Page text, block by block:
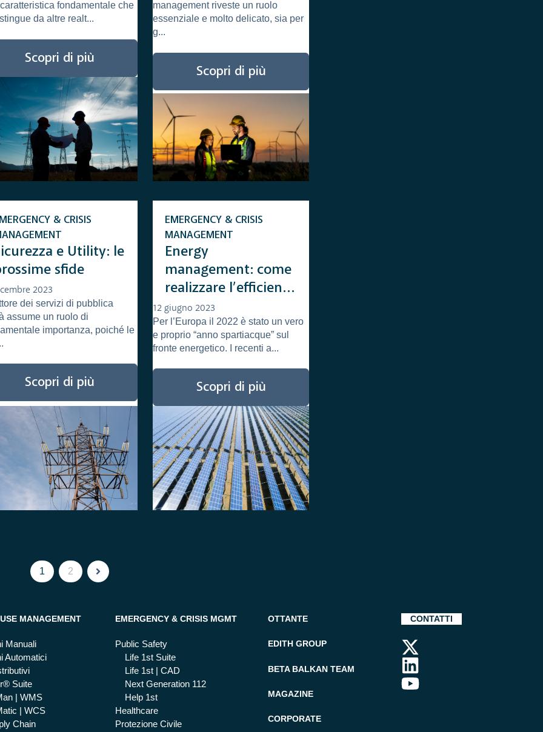
fondamentale che
da altre realt...
Scopri di più
critici
management riveste un ruolo
essenziale e molto delicato, sia per
g...
Scopri di più
e Utility: le
sfide
& CRISIS
2023
dei servizi di pubblica
assume un ruolo di
importanza, poiché le
Scopri di più
Energy
management: come
realizzare l’efficienza
energetica
EMERGENCY & CRISIS
MANAGEMENT
12 giugno 2023
Per l’Europa il 2022 è stato un vero
e proprio “anno spartiacque” sul
fronte energetico. I recenti a...
Scopri di più
1 2
MANAGEMENT
Manuali
Automatici
Suite
| WMS
| WCS
Chain
EMERGENCY & CRISIS MGMT
Public Safety
Life 1st Suite
Life 1st | CAD
Next Generation 112
Help 1st
Healthcare
Protezione Civile
OTTANTE
EDITH GROUP
BETA BALKAN TEAM
MAGAZINE
CORPORATE
CONTATTI